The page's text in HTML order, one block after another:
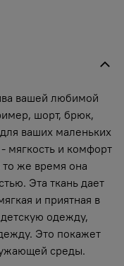
вашей любимой
шорт, брюк,
ваших маленьких
мягкость и комфорт
же время она
Эта ткань дает
и приятная в
одежду,
Это покажет
среды.